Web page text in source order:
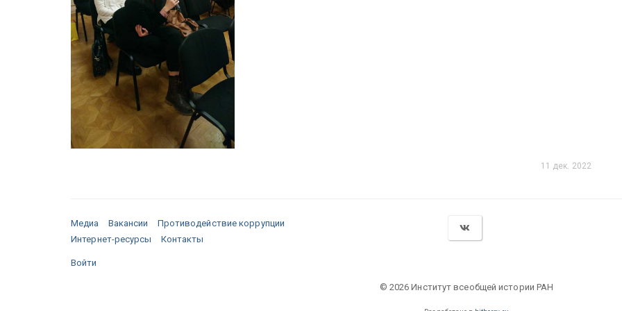
11 дек. 2022
Медиа Вакансии
Противодействие коррупции
Интернет-ресурсы
Контакты
Войти
© 2026 Институт всеобщей истории РАН